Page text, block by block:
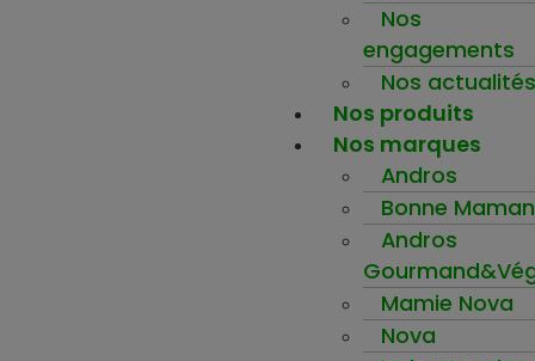
Nos
engagements
Nos actualités
Nos produits
Nos marques
Andros
Bonne Maman
Andros
Mamie Nova
Nova